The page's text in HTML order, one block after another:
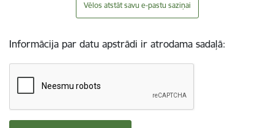
Vēlos atstāt savu e-pastu saziņai
Informācija par datu apstrādi ir atrodama sadaļā: